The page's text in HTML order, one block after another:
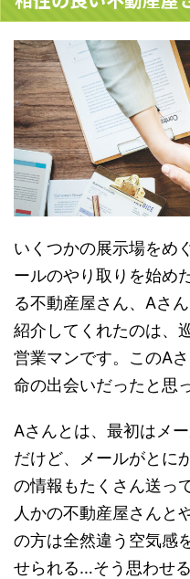
いくつかの展示場をめ
ールのやり取りを始め
る不動産屋さん、 Aさ
紹介してくれたのは、
営業マンです。このA
命の出会いだったと思
Aさんとは、最初はメ
だけど、 メールがとに
の情報もたくさん送っ
人かの不動産屋さんと
の方は全然違う空気感
せられる…そう思わせ